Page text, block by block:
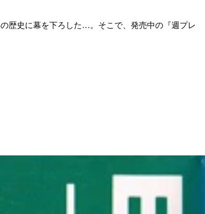
の歴史に幕を下ろした…。そこで、発売中の『週プレ